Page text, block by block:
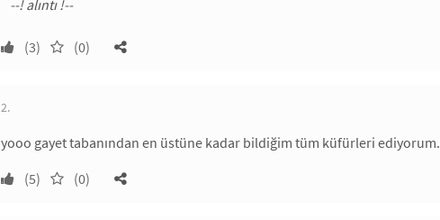
(3) (0)
2.
yooo gayet tabanından en üstüne kadar bildiğim tüm küfürleri ediyorum.
(5)
(0)